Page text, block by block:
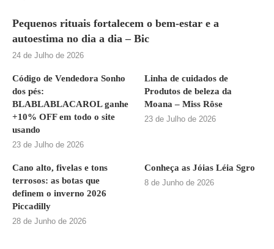
Pequenos rituais fortalecem o bem-estar e a
autoestima no dia a dia – Bic
24 de Julho de 2026
Código de Vendedora Sonho
dos pés:
BLABLABLACAROL ganhe
+10% OFF em todo o site
usando
23 de Julho de 2026
Linha de cuidados de
Produtos de beleza da
Moana – Miss Rôse
23 de Julho de 2026
Cano alto, fivelas e tons
terrosos: as botas que
definem o inverno 2026
Piccadilly
28 de Junho de 2026
Conheça as Jóias Léia Sgro
8 de Junho de 2026